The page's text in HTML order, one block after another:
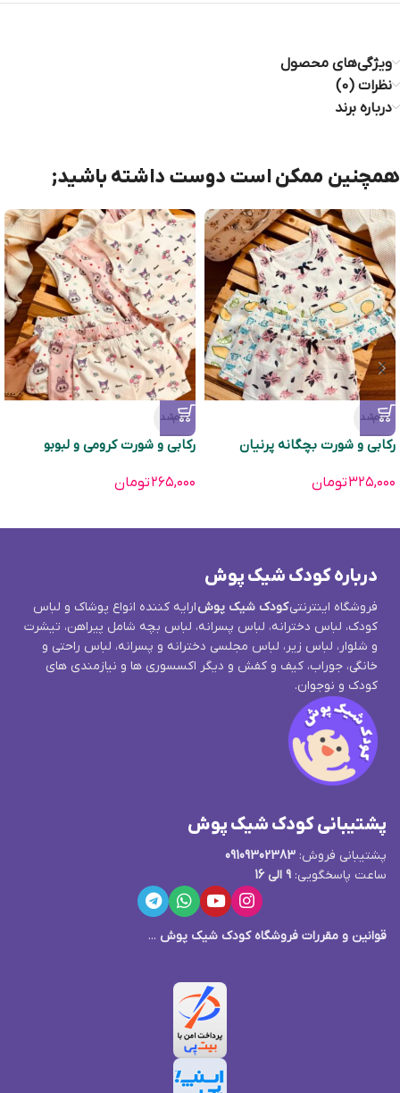
ویژگی‌های محصول
نظرات (0)
درباره برند
همچنین ممکن است دوست داشته باشید;
تمام‌شد
رکابی و شورت بچگانه پرنیان
۳۲۵,۰۰۰تومان
تمام‌شد
رکابی و شورت کرومی و لبوبو
۲۶۵,۰۰۰تومان
درباره کودک شیک پوش
فروشگاه اینترنتیکودک شیک پوشارایه کننده انواع پوشاک و لباس
کودک، لباس دخترانه، لباس پسرانه، لباس بچه شامل پیراهن، تیشرت
و شلوار، لباس زیر، لباس مجلسی دخترانه و پسرانه، لباس راحتی و
خانگی، جوراب، کیف و کفش و دیگر اکسسوری ها و نیازمندی های
کودک و نوجوان.
پشتیبانی کودک شیک پوش
پشتیبانی فروش: 09109302383
ساعت پاسخگویی: 9 الی 16
قوانین و مقررات فروشگاه کودک شیک پوش ...